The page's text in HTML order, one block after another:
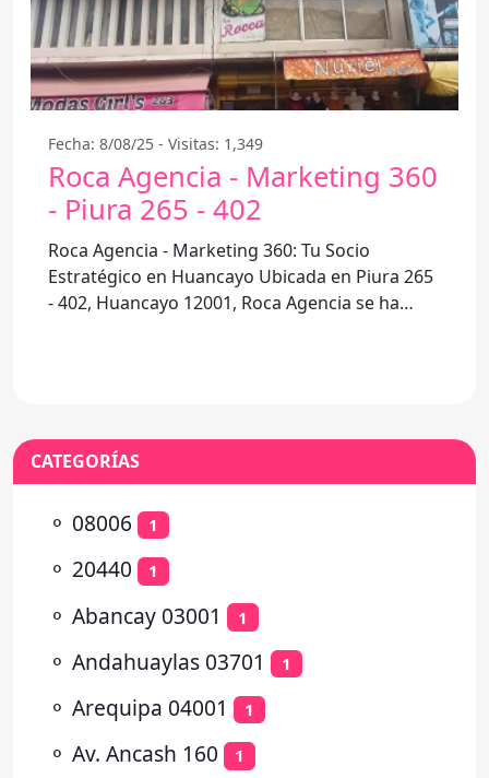
Fecha: 8/08/25 - Visitas: 1,349
Roca Agencia - Marketing 360
- Piura 265 - 402
Roca Agencia - Marketing 360: Tu Socio
Estratégico en Huancayo Ubicada en Piura 265
- 402, Huancayo 12001, Roca Agencia se ha
CATEGORÍAS
⚬ 08006 1
⚬ 20440 1
⚬ Abancay 03001 1
⚬ Andahuaylas 03701 1
⚬ Arequipa 04001 1
⚬ Av. Ancash 160 1